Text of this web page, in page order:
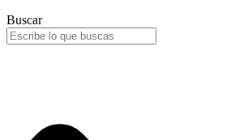
Buscar